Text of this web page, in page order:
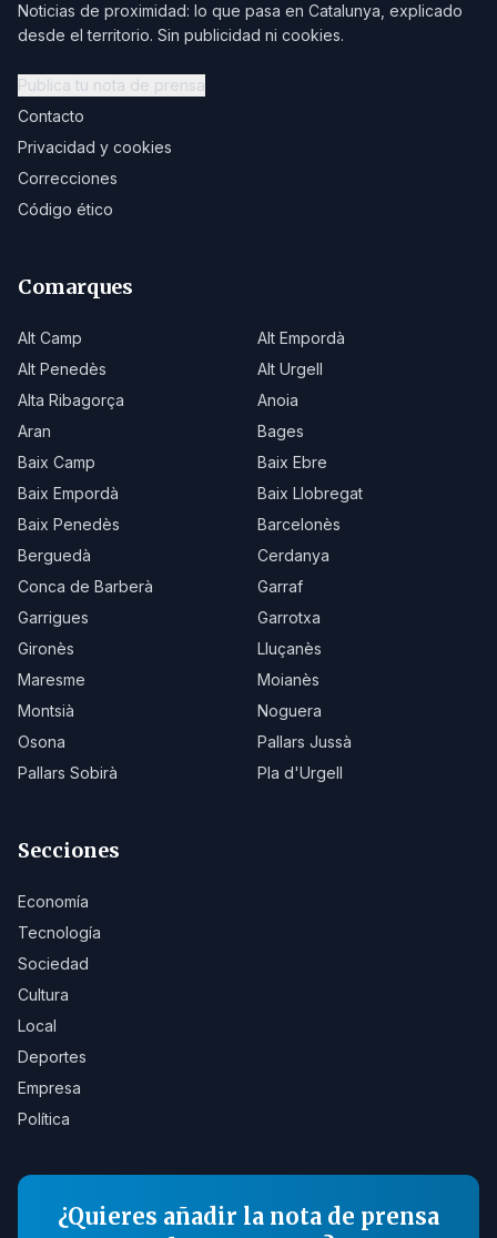
Noticias de proximidad: lo que pasa en Catalunya, explicado
desde el territorio. Sin publicidad ni cookies.
Publica tu nota de prensa
Contacto
Privacidad y cookies
Correcciones
Código ético
Comarques
Alt Camp
Alt Empordà
Alt Penedès
Alt Urgell
Alta Ribagorça
Anoia
Aran
Bages
Baix Camp
Baix Ebre
Baix Empordà
Baix Llobregat
Baix Penedès
Barcelonès
Berguedà
Cerdanya
Conca de Barberà
Garraf
Garrigues
Garrotxa
Gironès
Lluçanès
Maresme
Moianès
Montsià
Noguera
Osona
Pallars Jussà
Pallars Sobirà
Pla d'Urgell
Secciones
Economía
Tecnología
Sociedad
Cultura
Local
Deportes
Empresa
Política
¿Quieres añadir la nota de prensa